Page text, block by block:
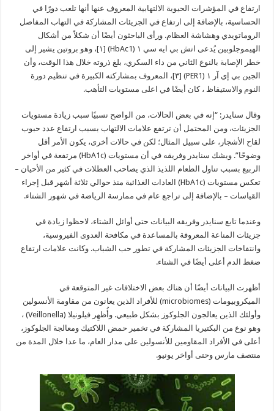
ارتفاع في المؤشرات الحيوية الالتهابية المعروف عنها أنها تلعب دورًا في
الحساسية، بالإضافة إلى ارتفاع في الجزيئات المشاركة في التهاب المفاصل
الروماتويدي وهشاشة العظام. ورأى الباحثون أيضًا أن شكلاً من أشكال
الهيموجلوبين يُدعى اتش بي ايه سي ١ (HbAc1) [١]، وهو بروتين يشير إلى
خطر الإصابة بالنوع الثاني من داء السكري، بلغ ذروته خلال هذا الوقت، وأن
الجين بي إي آر ١ (PER1) [٣]، المعروف بمشاركته الكبيرة في تنظيم دورة
النوم والاستيقاظ ، كان أيضًا في اعلى مستويات التأهب.
وقال سنايدر: “إنه في بعض الحالات، من الواضح نسبيًا سبب زيادة مستويات
الجزيئات، ومن المحتمل أن ترتفع علامات الالتهاب بسبب ارتفاع عدد حبوب
لقاح الأشجار، على سبيل المثال؛ لكن في حالات أخرى، يكون الأمر أقل
وضوحًا”. ويشك سنايدر وفريقه في أن مستويات (HbA1c) مرتفعة في أواخر
الربيع بسبب تناول الطعام اللذيذ الذي يصاحب العطلات في كثير من الأحيان –
تعكس مستويات (HbA1c) العادات الغذائية منذ حوالي ثلاثة أشهر قبل إجراء
القياسات – بالإضافة إلى تراجع عام في ممارسة الرياضة في شهور الشتاء.
وعندما تابع سنايدر وفريقه البيانات حتى أوائل الشتاء، لاحظوا زيادة في
جزيئات المناعة المعروفة بالمساعدة في مكافحة العدوى الفيروسية،
وانتفاخات الجزيئات المشاركة في تطور حب الشباب. وكانت علامات ارتفاع
ضغط الدم أعلى أيضًا في الشتاء.
أظهرت البيانات أيضًا أن هناك بعض الاختلافات غير المتوقعة في
الميكروبيومات (microbiomes) للأفراد الذين يعانون من مقاومة الأنسولين
وأولئك الذين يعالجون الجلوكوز بشكل طبيعي. وأُظهِر فيلونيلا (Veillonella) ،
وهو نوع من البكتيريا المشاركة في تخمير حمض اللاكتيك ومعالجة الجلوكوز،
أعلى في الأفراد المقاومين للأنسولين على مدار العام، ما عدا خلال المدة من
منتصف مارس وحتى أواخر يونيو.